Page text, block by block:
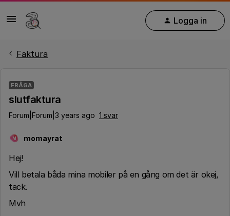
Logga in
Faktura
FRÅGA
slutfaktura
Forum|Forum|3 years ago 1 svar
M momayrat
Hej!
Vill betala båda mina mobiler på en gång om det är okej,
tack.
Mvh